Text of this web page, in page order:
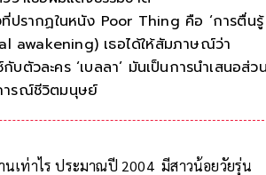
ที่ปรากฏในหนัง Poor Thing คือ ‘การตื่นรู้
awakening) เธอได้ให้สัมภาษณ์ว่า
บตัวละคร ‘เบลลา’ มันเป็นการนำเสนอส่ว
ารณ์ชีวิตมนุษย์
นเท่าไร ประมาณปี 2004 มีสาวน้อยวัยรุ่น